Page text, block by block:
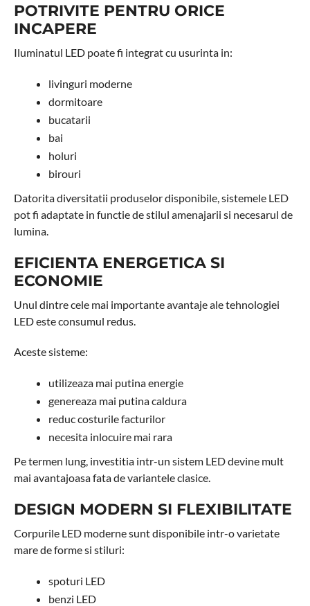
POTRIVITE PENTRU ORICE
INCAPERE
Iluminatul LED poate fi integrat cu usurinta in:
livinguri moderne
dormitoare
bucatarii
bai
holuri
birouri
Datorita diversitatii produselor disponibile, sistemele LED
pot fi adaptate in functie de stilul amenajarii si necesarul de
lumina.
EFICIENTA ENERGETICA SI
ECONOMIE
Unul dintre cele mai importante avantaje ale tehnologiei
LED este consumul redus.
Aceste sisteme:
utilizeaza mai putina energie
genereaza mai putina caldura
reduc costurile facturilor
necesita inlocuire mai rara
Pe termen lung, investitia intr-un sistem LED devine mult
mai avantajoasa fata de variantele clasice.
DESIGN MODERN SI FLEXIBILITATE
Corpurile LED moderne sunt disponibile intr-o varietate
mare de forme si stiluri:
spoturi LED
benzi LED